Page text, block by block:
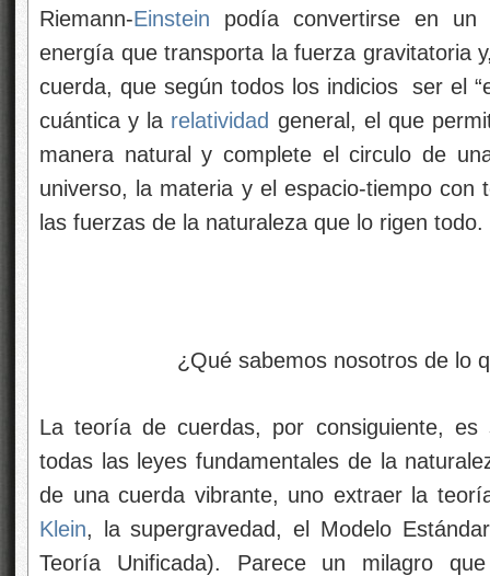
Riemann-Einstein podía convertirse en un
energía que transporta la fuerza gravitatoria
cuerda, que según todos los indicios ser el
cuántica y la relatividad general, el que
manera natural y complete el circulo de
universo, la materia y el espacio-tiempo con
las fuerzas de la naturaleza que lo rigen todo.
¿Qué sabemos nosotros de lo que
La teoría de cuerdas, por consiguiente, es
todas las leyes fundamentales de la
de una cuerda vibrante, uno extraer la
Klein, la supergravedad, el Modelo
Teoría Unificada). Parece un milagro